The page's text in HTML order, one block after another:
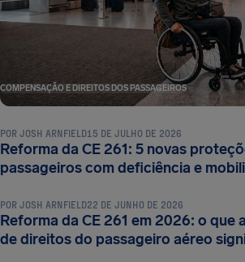
COMPENSAÇÃO E DIREITOS DOS PASSAGEIROS
POR JOSH ARNFIELD15 DE JULHO DE 2026
Reforma da CE 261: 5 novas
passageiros com deficiência e
COMPENSAÇÃO E DIREITOS DOS PASSAGEIROS
POR JOSH ARNFIELD22 DE JUNHO DE 2026
Reforma da CE 261 em 2026: o que
de direitos do passageiro aéreo
COMPENSAÇÃO E DIREITOS DOS PASSAGEIROS